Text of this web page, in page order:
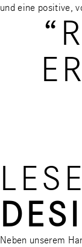
und eine positive,
Neben unserem